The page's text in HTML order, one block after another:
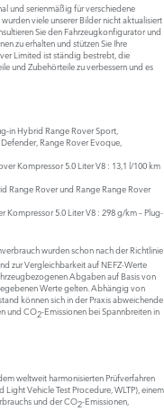
und serienmäßig für verschiedene
viele unserer Bilder nicht aktualisiert
Sie den Fahrzeugkonfigurator und
zu erhalten und stützen Sie Ihre
Limited ist ständig bestrebt, die
und Zubehörteile zu verbessern und es
Hybrid Range Rover Sport,
Range Rover Evoque,
Kompressor 5.0 Liter V8 : 13,1 l/100 km
Range Rover und Range Range Rover
Kompressor 5.0 Liter V8 : 298 g/km – Plug-
wurden schon nach der Richtlinie
zur Vergleichbarkeit auf NEFZ-Werte
Abgaben auf Basis von
Werte gelten. Abhängig von
können sich in der Praxis abweichende
und CO2-Emissionen bei Spannbreiten in
weltweit harmonisierten Prüfverfahren
Vehicle Test Procedure, WLTP), einem
und der CO2-Emissionen,